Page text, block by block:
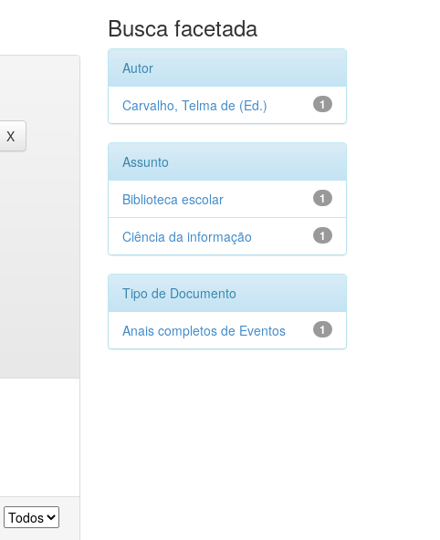
Busca facetada
Autor
1
Carvalho, Telma de (Ed.)
Assunto
1
Biblioteca escolar
1
Ciência da informação
Tipo de Documento
1
Anais completos de Eventos